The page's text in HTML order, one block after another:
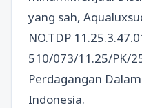
yang sah,
NO.TDP
510/073/11.25/PK/
Perdagangan
Indonesia.